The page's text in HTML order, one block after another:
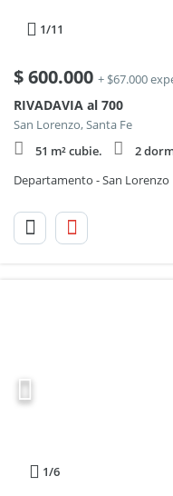
1/11
$600.000 + $67.000
RIVADAVIA al 700
San Lorenzo, Santa Fe
51 m² cubie.
2
Departamento - San Lorenzo
1/6